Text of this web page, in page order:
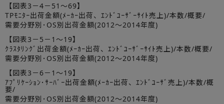
【図表3－4－51～69】
TPﾓﾆﾀｰ出荷金額(ﾒｰｶｰ出荷、ｴﾝﾄﾞﾕｰｻﾞｰｻｲﾄ売上)/本数/概要/
需要分野別･OS別出荷金額(2012～2014年度)
【図表3－5－1～19】
ｸﾗｽﾀﾘﾝｸﾞ出荷金額(ﾒｰｶｰ出荷、ｴﾝﾄﾞﾕｰｻﾞｰｻｲﾄ売上)/本数/概要/
需要分野別･OS別出荷金額(2012～2014年度)
【図表3－6－1～19】
ｱﾌﾟﾘｹｰｼｮﾝ･ｻｰﾊﾞｰ出荷金額(ﾒｰｶｰ出荷、ｴﾝﾄﾞﾕｰｻﾞ売上)/本数/概
要/
需要分野別･OS別出荷金額(2012～2014年度)